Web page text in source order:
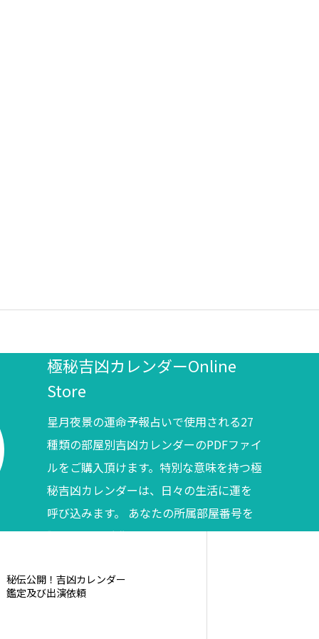
極秘吉凶カレンダーOnline
Store
星月夜景の運命予報占いで使用される27
種類の部屋別吉凶カレンダーのPDFファイ
ルをご購入頂けます。特別な意味を持つ極
秘吉凶カレンダーは、日々の生活に運を
呼び込みます。 あなたの所属部屋番号を
調べてからご購入ください。
秘伝公開！吉凶カレンダー
鑑定及び出演依頼